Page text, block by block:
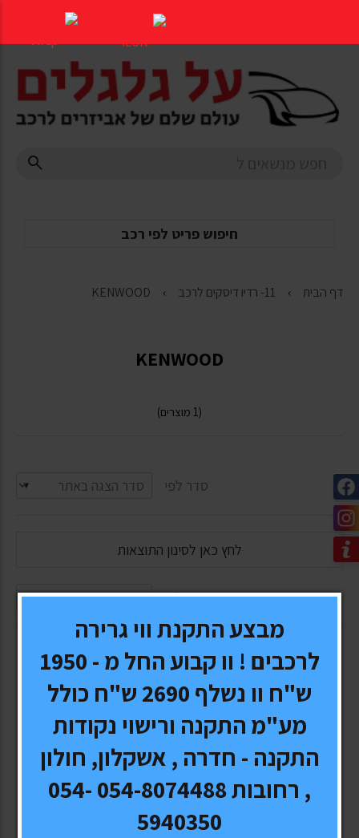
העמוד
חיפוש פריט לפי רכב
דף הבית 11- רדיו דיסקים לרכב KENWOOD
KENWOOD
(1 מוצרים)
סדר לפי
לחץ כאן לסינון התוצאות
סדר לפי
KENWOOD
מבצע התקנת ווי גרירה
לרכבים ! וו קבוע החל מ - 1950
ש"ח וו נשלף 2690 ש"ח כולל
מע"מ התקנה ורישוי נקודות
התקנה - חדרה , אשקלון, חולון
, רחובות 054-8074488 054-
5940350